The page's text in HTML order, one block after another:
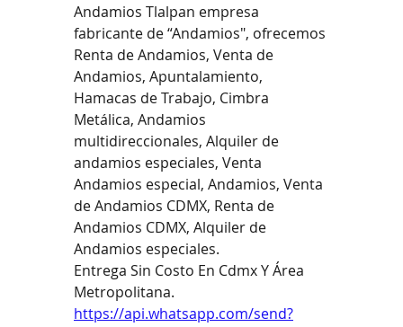
Andamios Tlalpan empresa
fabricante de “Andamios", ofrecemos
Renta de Andamios, Venta de
Andamios, Apuntalamiento,
Hamacas de Trabajo, Cimbra
Metálica, Andamios
multidireccionales, Alquiler de
andamios especiales, Venta
Andamios especial, Andamios, Venta
de Andamios CDMX, Renta de
Andamios CDMX, Alquiler de
Andamios especiales.
Entrega Sin Costo En Cdmx Y Área
Metropolitana.
https://api.whatsapp.com/send?